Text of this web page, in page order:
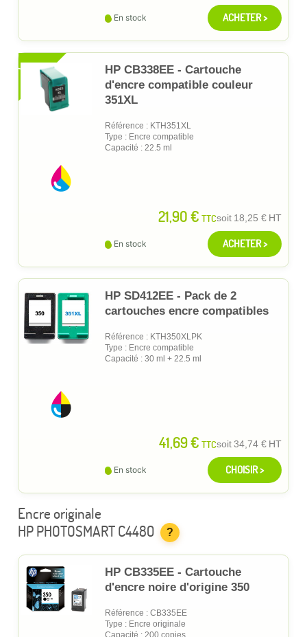
En stock ACHETER >
XL
HP CB338EE - Cartouche
d'encre compatible couleur
351XL
Référence : KTH351XL
Type : Encre compatible
Capacité : 22.5 ml
21,90 € TTCsoit 18,25 € HT
En stock ACHETER >
HP SD412EE - Pack de 2
cartouches encre compatibles
Référence : KTH350XLPK
Type : Encre compatible
Capacité : 30 ml + 22.5 ml
41,69 € TTCsoit34,74 € HT
En stock CHOISIR >
Encre originale
HP PHOTOSMART C4480
?
HP CB335EE - Cartouche
d'encre noire d'origine 350
Référence : CB335EE
Type : Encre originale
Capacité : 200 copies